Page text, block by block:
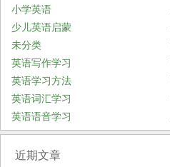
小学英语
少儿英语启蒙
未分类
英语写作学习
英语学习方法
英语词汇学习
英语语音学习
近期文章